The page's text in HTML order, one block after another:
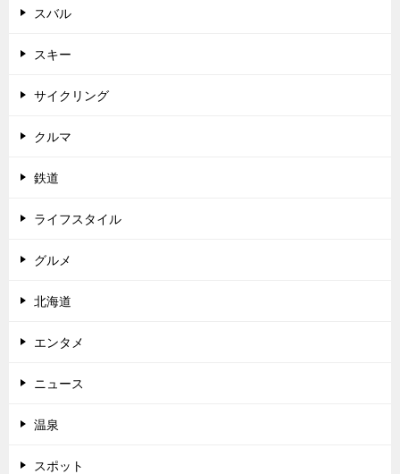
スバル
スキー
サイクリング
クルマ
鉄道
ライフスタイル
グルメ
北海道
エンタメ
ニュース
温泉
スポット